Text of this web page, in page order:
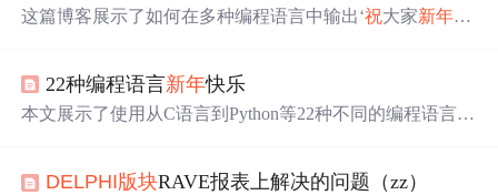
这篇博客展示了如何在多种编程语言中输出‘祝大家新年快
a、PowerBuilder、C#、COBOL、Python、AS、Foxpro、D
OS批处理和Matlab。通过这些例子，读者可以了解到不同
22种编程语言新年快乐
本文展示了使用从C语言到Python等22种不同的编程语言来
DELPHI版块RAVE报表上解决的问题（zz）